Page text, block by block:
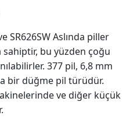
SR626SW Aslında piller
sahiptir, bu yüzden çoğu
377 pil, 6,8 mm
bir düğme pil türüdür.
ve diğer küçük